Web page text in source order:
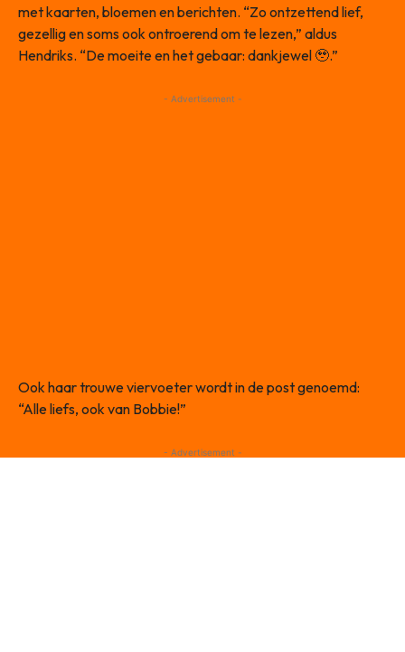
met kaarten, bloemen en berichten. “Zo ontzettend lief,
gezellig en soms ook ontroerend om te lezen,” aldus
Hendriks. “De moeite en het gebaar: dankjewel 🥹.”
- Advertisement -
Ook haar trouwe viervoeter wordt in de post genoemd:
“Alle liefs, ook van Bobbie!”
- Advertisement -